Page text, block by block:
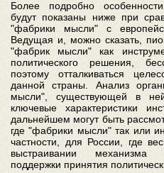
Более подробно
будут показаны ниже при
"фабрики мысли" с
Ведущая и, можно сказать,
"фабрик мысли" как
политического решения,
поэтому отталкиваться
данной страны. Анализ
мысли", существующей в
ключевые характеристики
дальнейшем могут быть
где "фабрики мысли" так или
частности, для России, где
выстраивании механизма
поддержки принятия